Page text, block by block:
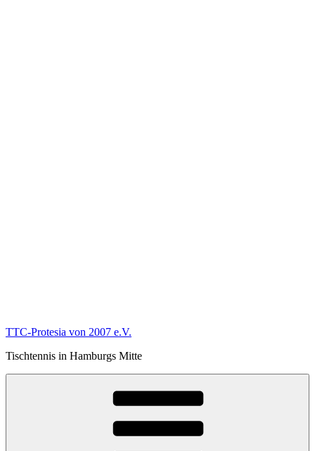
TTC-Protesia von 2007 e.V.
Tischtennis in Hamburgs Mitte